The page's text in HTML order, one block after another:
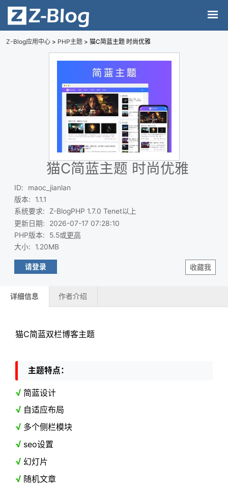
Z-Blog应用中心 > PHP主题 > 猫C简蓝主题 时尚优雅
猫C简蓝主题 时尚优雅
ID:
maoc_jianlan
版本:
1.1.1
系统要求:
Z-BlogPHP 1.7.0 Tenet以上
更新日期:
2026-07-17 07:28:10
PHP版本: 5.5或更高
大小: 1.20MB
收藏我
请登录
详细信息 作者介绍
猫C简蓝双栏博客主题
主题特点：
√ 简蓝设计
√ 自适应布局
√ 多个侧栏模块
√ seo设置
√ 幻灯片
√ 随机文章